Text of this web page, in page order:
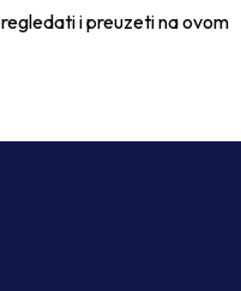
i preuzeti na ovom